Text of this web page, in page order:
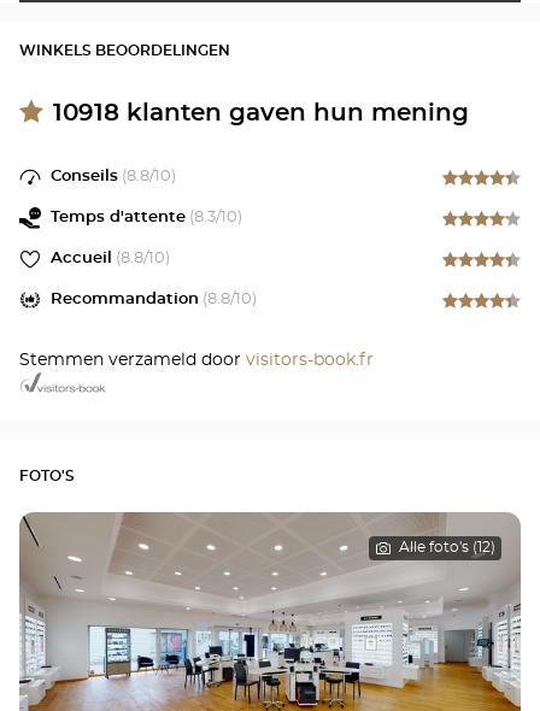
WINKELS BEOORDELINGEN
10918 klanten gaven hun mening
Conseils (8.8/10)
Temps d'attente (8.3/10)
Accueil (8.8/10)
Recommandation (8.8/10)
Stemmen verzameld door visitors-book.fr
FOTO'S
Alle foto's (12)